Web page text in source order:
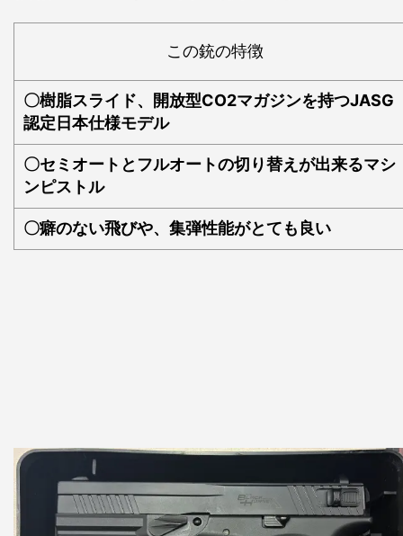
この銃の特徴
〇樹脂スライド、開放型CO2マガジンを持つJASG
認定日本仕様モデル
〇セミオートとフルオートの切り替えが出来るマシ
ンピストル
〇癖のない飛びや、集弾性能がとても良い